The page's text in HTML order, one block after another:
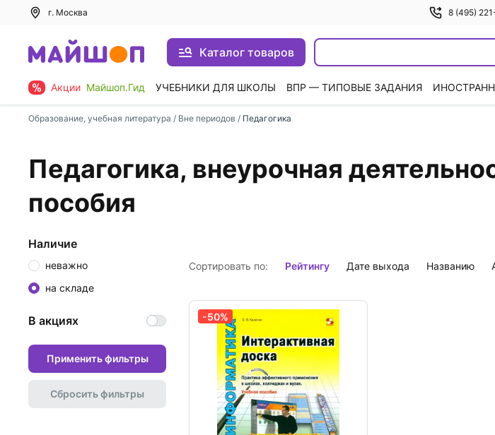
г. Москва 8 (495)
Каталог товаров
Акции Майшоп.Гид УЧЕБНИКИ ДЛЯ ШКОЛЫ ВПР — ТИПОВЫЕ ЗАДАНИЯ
Образование, учебная литература / Вне периодов / Педагогика
Педагогика, внеурочная
пособия
Сортировать по: рейтингу дате выхода названию
-50%
Наличие
неважно
на складе
В акциях
Применить фильтры
Сбросить фильтры